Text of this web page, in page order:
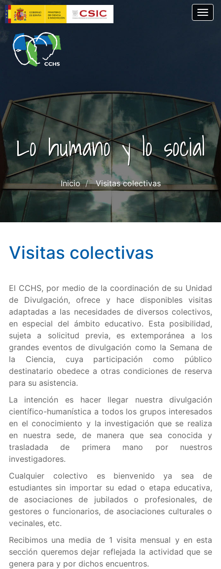
Pasar
al
contenido
principal
Lo humano y lo social
Inicio Visitas colectivas
Visitas colectivas
El CCHS, por medio de la coordinación de su Unidad
de Divulgación, ofrece y hace disponibles visitas
adaptadas a las necesidades de diversos colectivos,
en especial del ámbito educativo. Esta posibilidad,
sujeta a solicitud previa, es extemporánea a los
grandes eventos de divulgación como la Semana de
la Ciencia, cuya participación como público
destinatario obedece a otras condiciones de reserva
para su asistencia.
La intención es hacer llegar nuestra divulgación
científico-humanística a todos los grupos interesados
en el conocimiento y la investigación que se realiza
en nuestra sede, de manera que sea conocida y
trasladada de primera mano por nuestros
investigadores.
Cualquier colectivo es bienvenido ya sea de
estudiantes sin importar su edad o etapa educativa,
de asociaciones de jubilados o profesionales, de
gestores o funcionarios, de asociaciones culturales o
vecinales, etc.
Recibimos una media de 1 visita mensual y en esta
sección queremos dejar reflejada la actividad que se
genera para y por dichos encuentros.